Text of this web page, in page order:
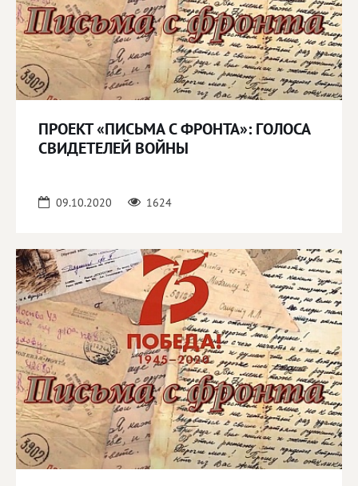
ПРОЕКТ «ПИСЬМА С ФРОНТА»: ГОЛОСА
СВИДЕТЕЛЕЙ ВОЙНЫ
09.10.2020 1624